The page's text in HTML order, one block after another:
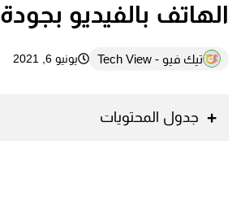
الهاتف بالفيديو
تيك فيو - Tech View يونيو 6, 2021
جدول المحتويات